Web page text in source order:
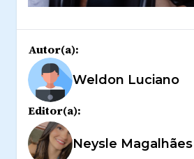
Autor(a):
Weldon Luciano
Editor(a):
Neysle Magalhães